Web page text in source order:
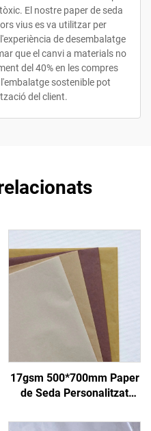
El nostre paper de seda
vius es va utilitzar per
de desembalatge
que el canvi a materials no
del 40% en les compres
sostenible pot
del client.
17gsm 500*700mm Paper
de Seda Personalitzat
Color per a Envasat